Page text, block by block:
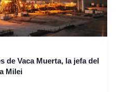
de Vaca Muerta, la jefa del
Milei